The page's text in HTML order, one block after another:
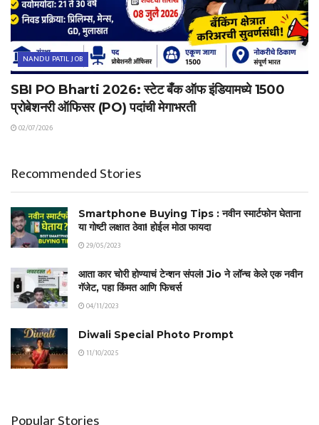
NANDU PATIL JOB
SBI PO Bharti 2026: स्टेट बँक ऑफ इंडियामध्ये 1500
प्रोबेशनरी ऑफिसर (PO) पदांची मेगाभरती
02/07/2026
Recommended Stories
Smartphone Buying Tips : नवीन स्मार्टफोन घेताना
या गोष्टी लक्षात ठेवा! होईल मोठा फायदा
29/05/2023
आता कार चोरी होण्याचं टेन्शन संपलं! Jio ने लॉन्च केले एक नवीन
गॅजेट, पहा किंमत आणि फिचर्स
04/11/2023
Diwali Special Photo Prompt
11/10/2025